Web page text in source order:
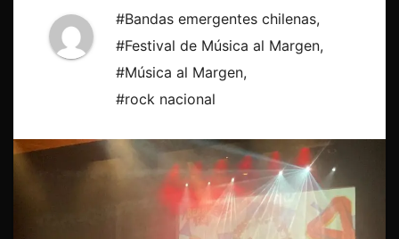
#Bandas emergentes chilenas,
#Festival de Música al Margen,
#Música al Margen,
#rock nacional